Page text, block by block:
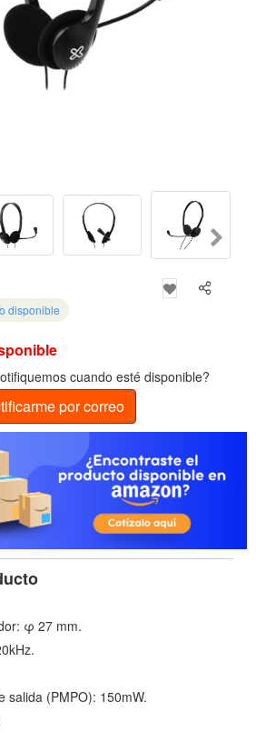
disponible
cuando esté disponible?
por correo
φ 27 mm.
salida (PMPO): 150mW.